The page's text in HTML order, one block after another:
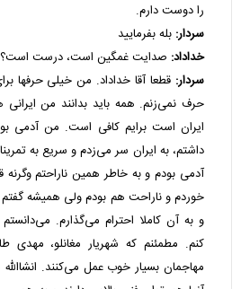
را دوست دارم.
سردار: بله بفرمایید
خداداد: صدایت غمگین است، درست است؟
سردار: قطعا آقا خداداد. من خیلی حرفها
حرف نمی‌زنم. همه باید بدانند من
ایران است برایم کافی است. من آدمی
داشتم، به ایران سر می‌زدم و سریع به
خوردم و ناراحت هم بودم ولی همیشه گفتم
و به آن کاملا احترام می‌گذارم.
کنم. مطمئنم که شهریار مغانلو، مهدی
مهاجمان بسیار خوب عمل می‌کنند. انشاالله